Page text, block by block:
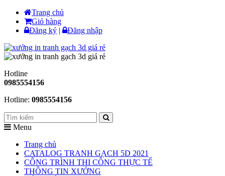
Trang chủ
Giỏ hàng
Đăng ký | Đăng nhập
Hotline
0985554156
Hotline: 0985554156
Menu
Trang chủ
CATALOG TRANH GẠCH 5D 2021
CÔNG TRÌNH THI CÔNG THỰC TẾ
THÔNG TIN XƯỞNG